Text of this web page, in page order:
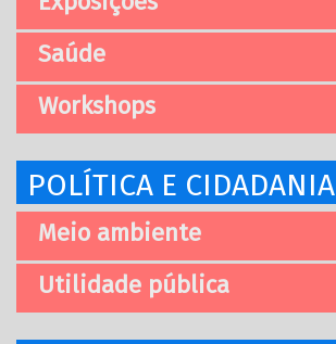
Saúde
Workshops
POLÍTICA E CIDADANIA
Meio ambiente
Utilidade pública